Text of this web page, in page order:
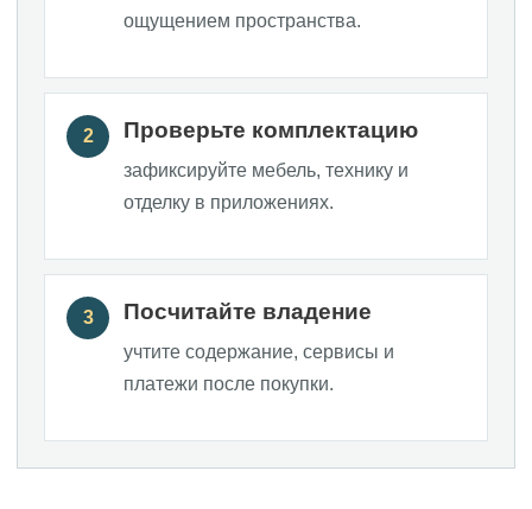
ощущением пространства.
2 Проверьте комплектацию
зафиксируйте мебель, технику и
отделку в приложениях.
3 Посчитайте владение
учтите содержание, сервисы и
платежи после покупки.
Резиденция для важных
чувств. Событий. Решений.